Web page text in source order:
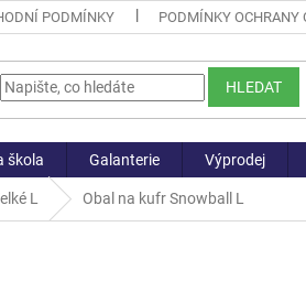
PODMÍNKY PODMÍNKY OCHRANY
HLEDAT
škola Galanterie Výprodej
L Obal na kufr Snowball L